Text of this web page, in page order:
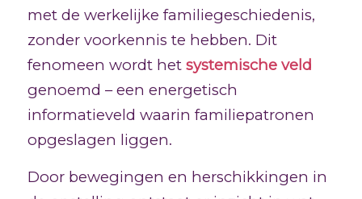
met de werkelijke familiegeschiedenis,
zonder voorkennis te hebben. Dit
fenomeen wordt het systemische veld
genoemd – een energetisch
informatieveld waarin familiepatronen
opgeslagen liggen.
Door bewegingen en herschikkingen in